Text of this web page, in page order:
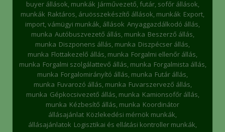
buyer állások, munkák Járművezető, futár, sofőr állások,
munkák Raktáros, áruösszekészítő állások, munkák Export,
import, vámügyi munkák, állások Anyaggazdálkodó állás,
munka Autóbuszvezető állás, munka Beszerző állás,
munka Diszponens állás, munka Diszpécser állás,
munka Flottakezelő állás, munka Forgalmi ellenőr állás,
munka Forgalmi szolgálattevő állás, munka Forgalmista állás,
munka Forgalomirányító állás, munka Futár állás,
munka Fuvarozó állás, munka Fuvarszervező állás,
munka Gépkocsivezető állás, munka Kamionsofőr állás,
munka Kézbesítő állás, munka Koordinátor
állásajánlat Közlekedési mérnök munkák,
állásajánlatok Logisztikai és ellátási kontroller munkák,